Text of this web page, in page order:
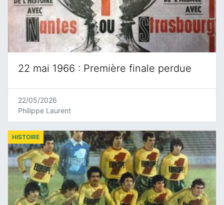
22 mai 1966 : Première finale perdue
22/05/2026
Philippe Laurent
HISTOIRE